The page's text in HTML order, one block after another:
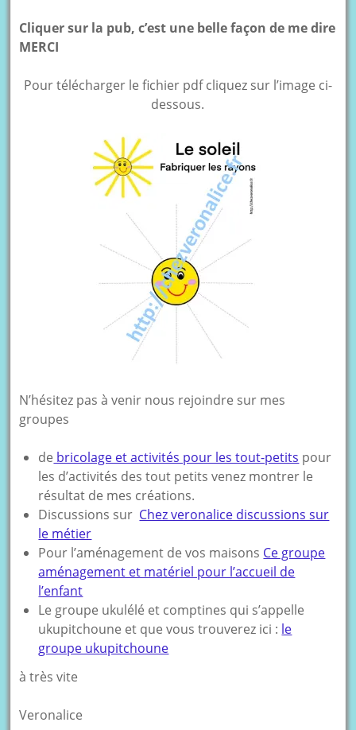
Cliquer sur la pub, c’est une belle façon de me dire
MERCI
Pour télécharger le fichier pdf cliquez sur l’image ci-
dessous.
N’hésitez pas à venir nous rejoindre sur mes
groupes
de bricolage et activités pour les tout-petits pour
les d’activités des tout petits venez montrer le
résultat de mes créations.
Discussions sur Chez veronalice discussions sur
le métier
Pour l’aménagement de vos maisons Ce groupe
aménagement et matériel pour l’accueil de
l’enfant
Le groupe ukulélé et comptines qui s’appelle
ukupitchoune et que vous trouverez ici : le
groupe ukupitchoune
à très vite
Veronalice